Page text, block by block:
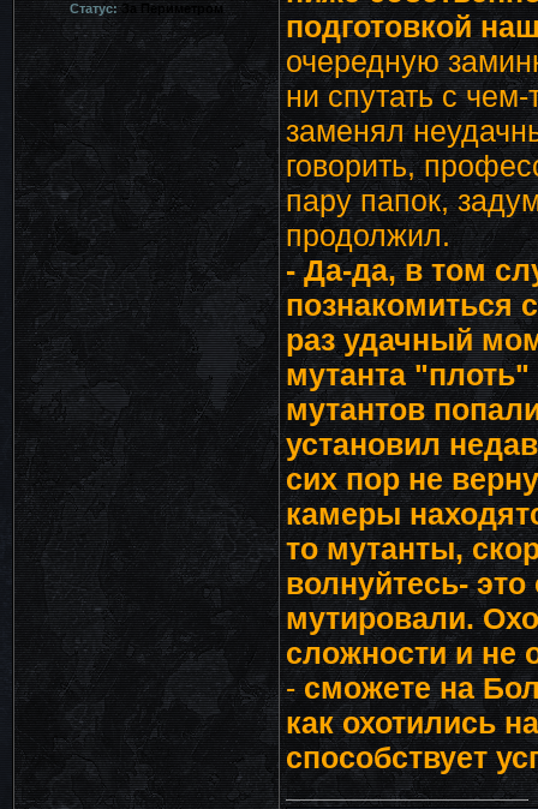
Статус:За Периметром
подготовкой
очередную
ни спутать с
заменял
говорить,
пару папок,
продолжил.
- Да-да, в том
познакомиться
раз удачный
мутанта "плоть"
мутантов
установил
сих пор не
камеры
то мутанты,
волнуйтесь-
мутировали.
сложности и не
-сможете на
как охотились
способствует